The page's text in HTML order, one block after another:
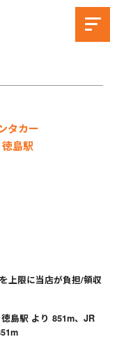
タカー
徳島駅
上限に当店が負担/領収
島駅 より 851m、JR